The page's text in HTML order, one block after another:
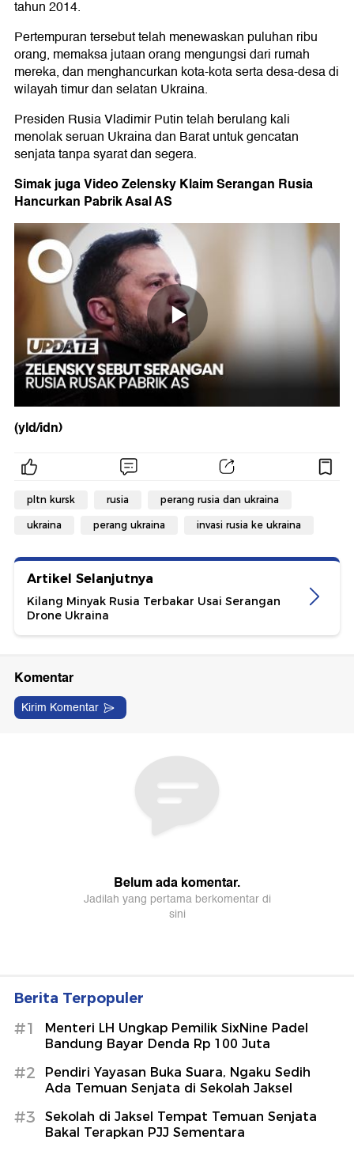
tahun 2014.
Pertempuran tersebut telah menewaskan puluhan ribu
orang, memaksa jutaan orang mengungsi dari rumah
mereka, dan menghancurkan kota-kota serta desa-desa di
wilayah timur dan selatan Ukraina.
Presiden Rusia Vladimir Putin telah berulang kali
menolak seruan Ukraina dan Barat untuk gencatan
senjata tanpa syarat dan segera.
Simak juga Video Zelensky Klaim Serangan Rusia
Hancurkan Pabrik Asal AS
(yld/idn)
pltn kursk rusia perang rusia dan ukraina
ukraina perang ukraina invasi rusia ke ukraina
Artikel Selanjutnya
Kilang Minyak Rusia Terbakar Usai Serangan
Drone Ukraina
Berita Terpopuler
#1
Menteri LH Ungkap Pemilik SixNine Padel
Bandung Bayar Denda Rp 100 Juta
#2
Pendiri Yayasan Buka Suara, Ngaku Sedih
Ada Temuan Senjata di Sekolah Jaksel
#3
Sekolah di Jaksel Tempat Temuan Senjata
Bakal Terapkan PJJ Sementara